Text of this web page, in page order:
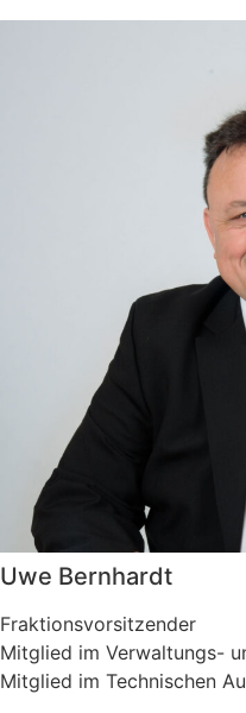
Uwe Bernhardt
Fraktionsvorsitzender
Mitglied im Verwaltungs-
Mitglied im Technischen